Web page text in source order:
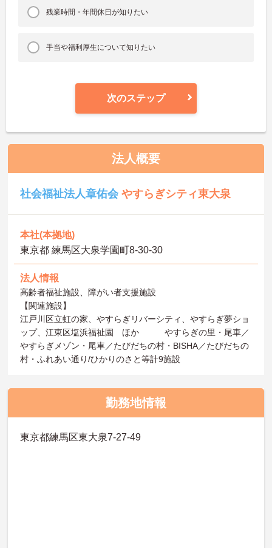
残業時間・年間休日が知りたい
手当や福利厚生について知りたい
次のステップ
法人概要
社会福祉法人章佑会やすらぎシティ東大泉
本社(本拠地)
東京都 練馬区大泉学園町8-30-30
法人情報
高齢者福祉施設、障がい者支援施設
【関連施設】
江戸川区立虹の家、やすらぎリバーシティ、やすらぎ夢ショ
ップ、江東区塩浜福祉園 ほか やすらぎの里・尾車／
やすらぎメゾン・尾車／たびだちの村・BISHA／たびだちの
村・ふれあい通り/ひかりのさと等計9施設
勤務地情報
東京都練馬区東大泉7-27-49